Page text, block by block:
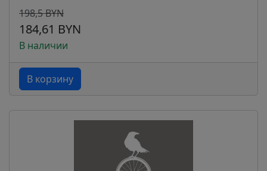
198,5 BYN
184,61 BYN
В наличии
В корзину